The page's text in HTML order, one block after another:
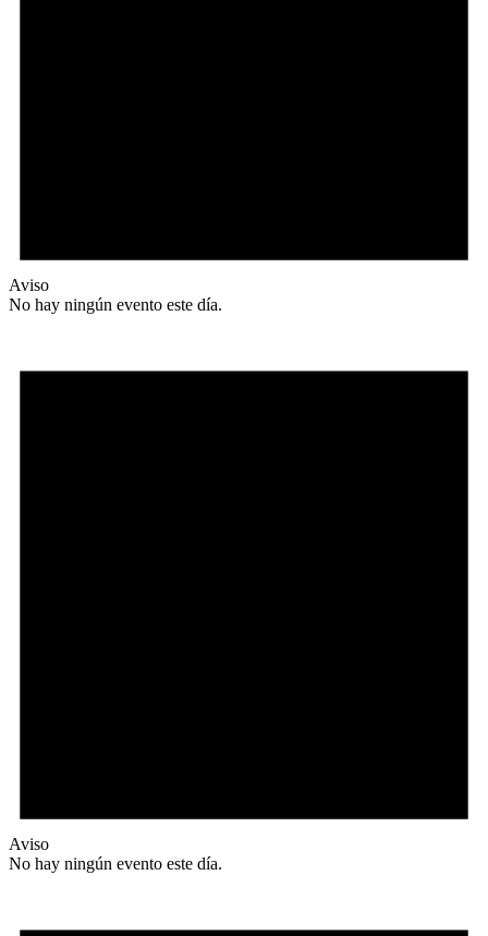
Aviso
No hay ningún evento este día.
Aviso
No hay ningún evento este día.